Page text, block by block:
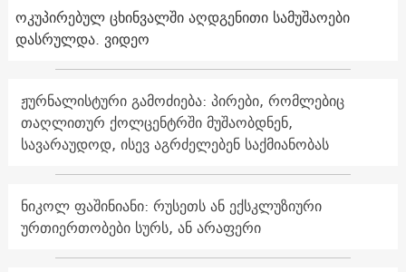
ოკუპირებულ ცხინვალში აღდგენითი სამუშაოები
დასრულდა. ვიდეო
ჟურნალისტური გამოძიება: პირები, რომლებიც
თაღლითურ ქოლცენტრში მუშაობდნენ,
სავარაუდოდ, ისევ აგრძელებენ საქმიანობას
ნიკოლ ფაშინიანი: რუსეთს ან ექსკლუზიური
ურთიერთობები სურს, ან არაფერი